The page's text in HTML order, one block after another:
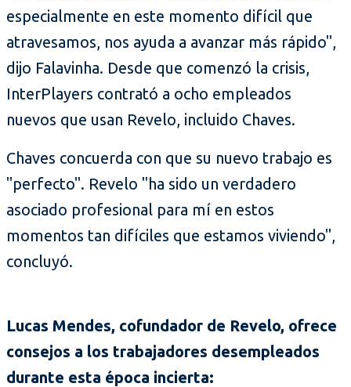
especialmente en este momento difícil que
atravesamos, nos ayuda a avanzar más rápido",
dijo Falavinha. Desde que comenzó la crisis,
InterPlayers contrató a ocho empleados
nuevos que usan Revelo, incluido Chaves.
Chaves concuerda con que su nuevo trabajo es
"perfecto". Revelo "ha sido un verdadero
asociado profesional para mí en estos
momentos tan difíciles que estamos viviendo",
concluyó.
Lucas Mendes, cofundador de Revelo, ofrece
consejos a los trabajadores desempleados
durante esta época incierta: